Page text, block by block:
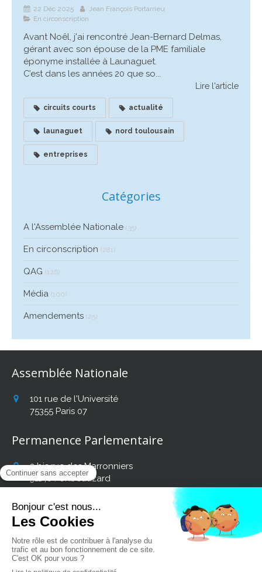
22 Déc 2025
Jean François Portarrieu
En circonscription
Avant Noêl, j'ai rencontré Jean-Bernard Delmas,
gérant avec son épouse de la PME familiale
éponyme installée à Launaguet.
C’est dans les années 20 que so...
Lire l'article
circuits courts actualité
launaguet nord toulousain
entreprises
Catégories
A l'Assemblée Nationale (35)
En circonscription (281)
QAG (126)
Média (100)
Amendements (25)
Assemblée Nationale
101 rue de l'Université
75355 Paris 07
Permanence Parlementaire
2 bis rue des Marronniers
31140 Fonbeauzard
Retrouvez mon actualité
sur les réseaux sociaux :